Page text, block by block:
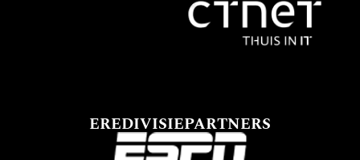
EREDIVISIEPARTNERS